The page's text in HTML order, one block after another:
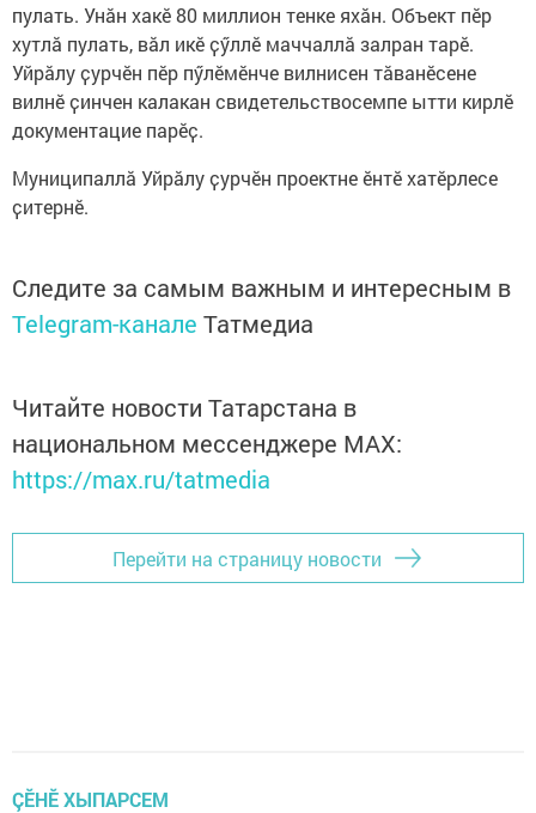
пулать. Унӑн хакӗ 80 миллион тенке яхӑн. Объект пӗр
хутлӑ пулать, вӑл икӗ ҫӳллӗ маччаллӑ залран тарӗ.
Уйрӑлу ҫурчӗн пӗр пӳлӗмӗнче вилнисен тӑванӗсене
вилнӗ ҫинчен калакан свидетельствосемпе ытти кирлӗ
документацие парӗҫ.
Муниципаллӑ Уйрӑлу ҫурчӗн проектне ӗнтӗ хатӗрлесе
ҫитернӗ.
Следите за самым важным и интересным в
Telegram-канале Татмедиа
Читайте новости Татарстана в
национальном мессенджере MАХ:
https://max.ru/tatmedia
Перейти на страницу новости
ÇӖНӖ ХЫПАРСЕМ